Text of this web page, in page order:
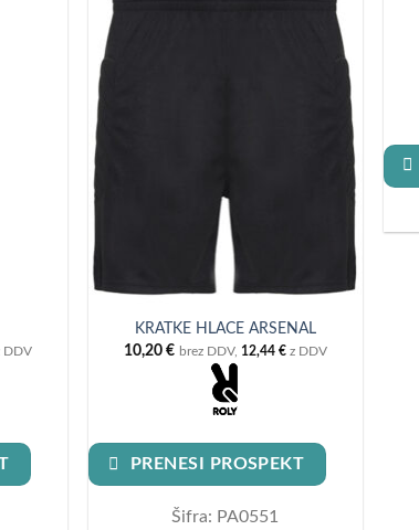
DDV
KRATKE HLACE ARSENAL
10,20 € brez DDV, 12,44 €z DDV
PRENESI PROSPEKT
Šifra: PA0551